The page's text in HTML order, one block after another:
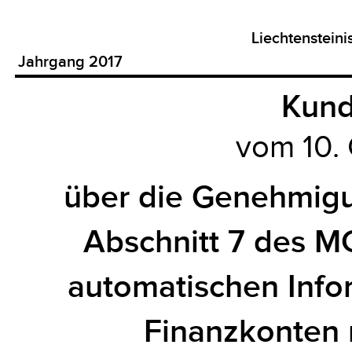
Jahrgang 2017
vom
über die
Abschnitt 7 des
automatischen